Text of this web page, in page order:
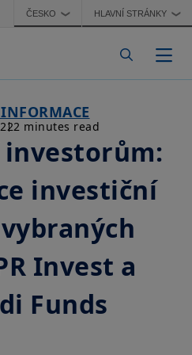
ČESKO ❯ HLAVNÍ STRÁNKY ❯
2 minutes read
investorům:
investiční
Invest a
Funds